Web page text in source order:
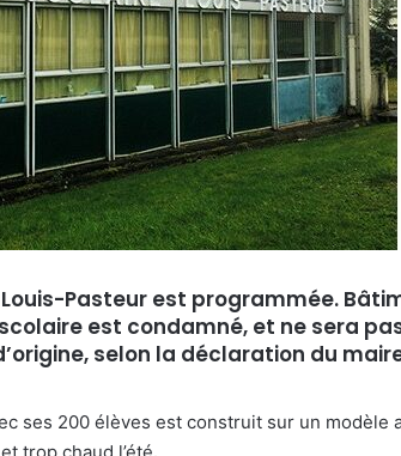
Pasteur est programmée.
est condamné, et ne sera
selon la déclaration du
ses 200 élèves est construit sur un modèle